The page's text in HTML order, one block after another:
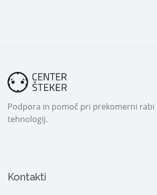
Podpora in pomoč pri prekomerni rabi
tehnologij.
Kontakti